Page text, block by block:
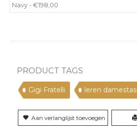
PRODUCT TAGS
Gigi Fratelli leren damestas
Aan verlanglijst toevoegen